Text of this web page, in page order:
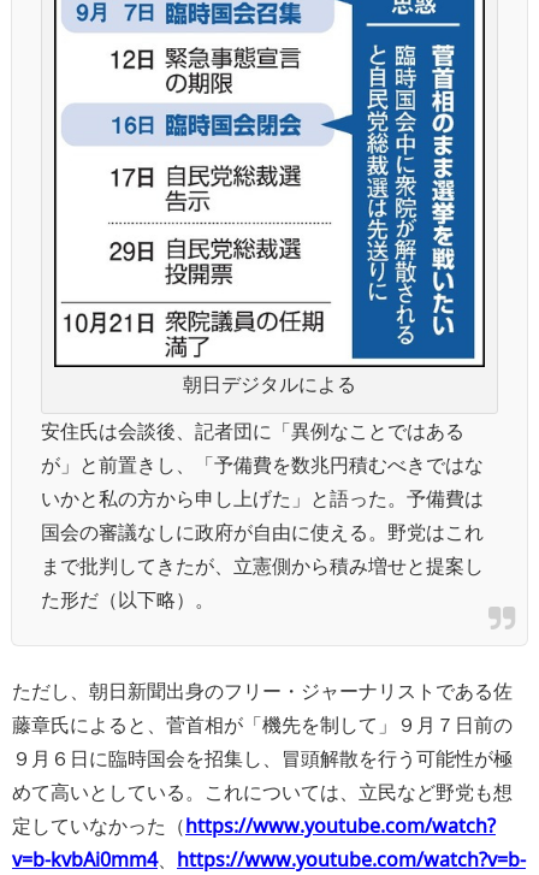
朝日デジタルによる
安住氏は会談後、記者団に「異例なことではある
が」と前置きし、「予備費を数兆円積むべきではな
いかと私の方から申し上げた」と語った。予備費は
国会の審議なしに政府が自由に使える。野党はこれ
まで批判してきたが、立憲側から積み増せと提案し
た形だ（以下略）。
ただし、朝日新聞出身のフリー・ジャーナリストである佐
藤章氏によると、菅首相が「機先を制して」９月７日前の
９月６日に臨時国会を招集し、冒頭解散を行う可能性が極
めて高いとしている。これについては、立民など野党も想
定していなかった（https://www.youtube.com/watch?
v=b-kvbAi0mm4、 https://www.youtube.com/watch?v=b-